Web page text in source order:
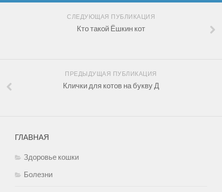
СЛЕДУЮЩАЯ ПУБЛИКАЦИЯ
Кто такой Ёшкин кот
ПРЕДЫДУЩАЯ ПУБЛИКАЦИЯ
Клички для котов на букву Д
ГЛАВНАЯ
Здоровье кошки
Болезни